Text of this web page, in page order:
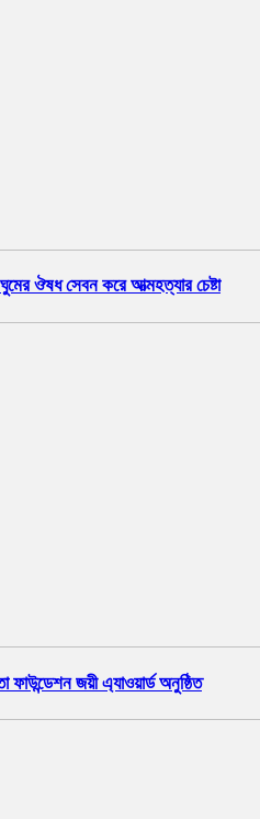
ঔষধ সেবন করে আত্মহত্যার চেষ্টা
ফাউন্ডেশন জয়ী এ্যাওয়ার্ড অনুষ্ঠিত